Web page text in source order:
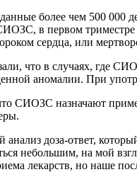
более чем 500
в первом
сердца, или
что в случаях, где
аномалии. При
СИОЗС назначают
анализ доза-ответ,
небольшим, на мой
лекарств, но наше